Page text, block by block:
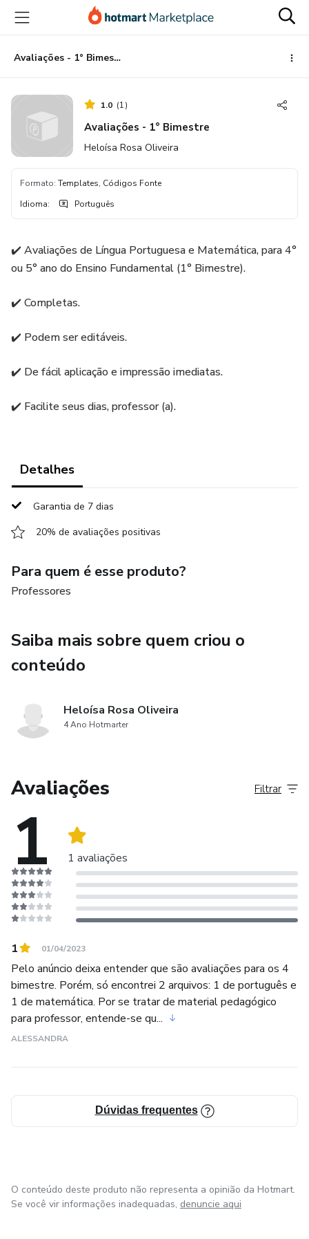
para
conteúdo
principal
para
pagamento
para
rodapé
Avaliações - 1° Bimestre
1.0 (1)
Avaliações - 1° Bimestre
Heloísa Rosa Oliveira
Formato: Templates, Códigos Fonte
Idioma: Português
✔️ Avaliações de Língua Portuguesa e Matemática, para 4°
ou 5° ano do Ensino Fundamental (1° Bimestre).
✔️ Completas.
✔️ Podem ser editáveis.
✔️ De fácil aplicação e impressão imediatas.
✔️ Facilite seus dias, professor (a).
Detalhes
Garantia de 7 dias
20% de avaliações positivas
Para quem é esse produto?
Professores
Saiba mais sobre quem criou o
conteúdo
Heloísa Rosa Oliveira
4 Ano Hotmarter
Avaliações
1 1 avaliações
Filtrar
1 01/04/2023
Pelo anúncio deixa entender que são avaliações para os 4
bimestre. Porém, só encontrei 2 arquivos: 1 de português e
1 de matemática. Por se tratar de material pedagógico
para professor, entende-se qu...
ALESSANDRA
Dúvidas frequentes
O conteúdo deste produto não representa a opinião da Hotmart.
Se você vir informações inadequadas, denuncie aqui